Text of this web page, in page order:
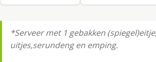
*Serveer met 1 gebakken
uitjes,serundeng en emping.